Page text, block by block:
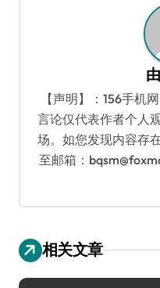
由
【声明】：156手机
言论仅代表作者个人
场。如您发现内容存
至邮箱：
相关文章